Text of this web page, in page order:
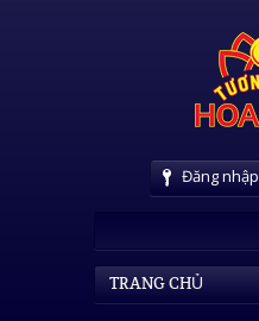
Đăng nhập
TRANG CHỦ